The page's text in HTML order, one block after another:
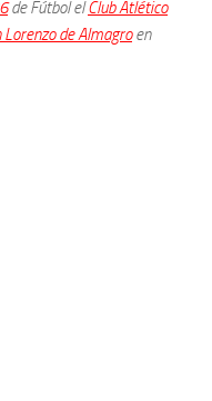
de Fútbol elClub Atlético
Lorenzo de Almagroen